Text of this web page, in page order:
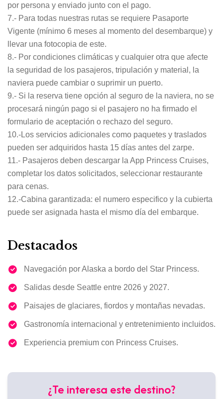
por persona y enviado junto con el pago.
7.- Para todas nuestras rutas se requiere Pasaporte
Vigente (mínimo 6 meses al momento del desembarque) y
llevar una fotocopia de este.
8.- Por condiciones climáticas y cualquier otra que afecte
la seguridad de los pasajeros, tripulación y material, la
naviera puede cambiar o suprimir un puerto.
9.- Si la reserva tiene opción al seguro de la naviera, no se
procesará ningún pago si el pasajero no ha firmado el
formulario de aceptación o rechazo del seguro.
10.-Los servicios adicionales como paquetes y traslados
pueden ser adquiridos hasta 15 días antes del zarpe.
11.- Pasajeros deben descargar la App Princess Cruises,
completar los datos solicitados, seleccionar restaurante
para cenas.
12.-Cabina garantizada: el numero especifico y la cubierta
puede ser asignada hasta el mismo día del embarque.
Destacados
Navegación por Alaska a bordo del Star Princess.
Salidas desde Seattle entre 2026 y 2027.
Paisajes de glaciares, fiordos y montañas nevadas.
Gastronomía internacional y entretenimiento incluidos.
Experiencia premium con Princess Cruises.
¿Te interesa este destino?